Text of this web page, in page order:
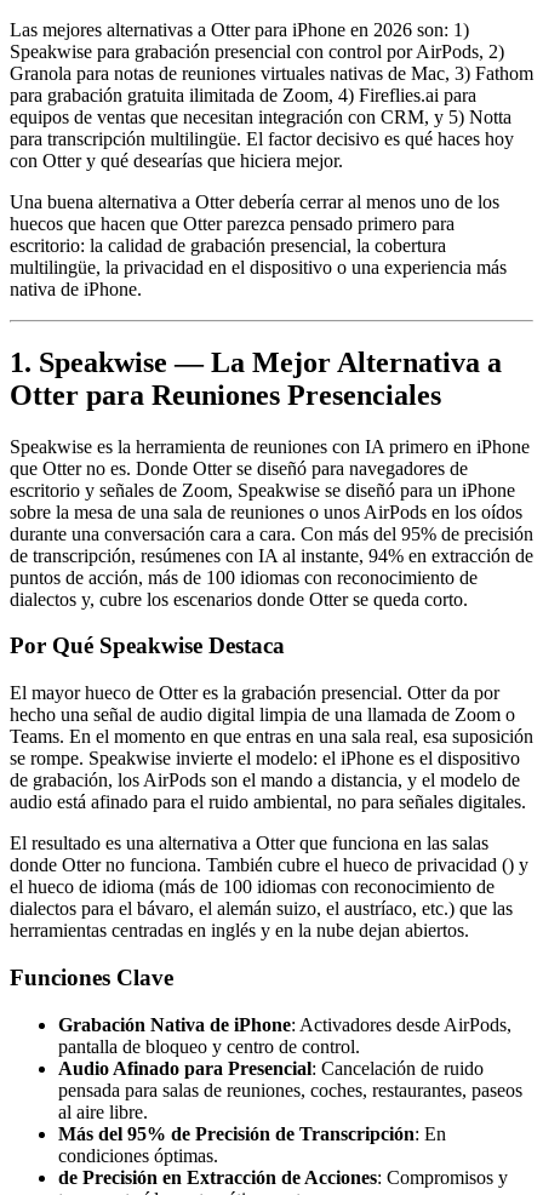
Las mejores alternativas a Otter para iPhone en 2026 son: 1)
Speakwise para grabación presencial con control por AirPods, 2)
Granola para notas de reuniones virtuales nativas de Mac, 3) Fathom
para grabación gratuita ilimitada de Zoom, 4) Fireflies.ai para
equipos de ventas que necesitan integración con CRM, y 5) Notta
para transcripción multilingüe. El factor decisivo es qué haces hoy
con Otter y qué desearías que hiciera mejor.
Una buena alternativa a Otter debería cerrar al menos uno de los
huecos que hacen que Otter parezca pensado primero para
escritorio: la calidad de grabación presencial, la cobertura
multilingüe, la privacidad en el dispositivo o una experiencia más
nativa de iPhone.
1. Speakwise — La Mejor Alternativa a
Otter para Reuniones Presenciales
Speakwise es la herramienta de reuniones con IA primero en iPhone
que Otter no es. Donde Otter se diseñó para navegadores de
escritorio y señales de Zoom, Speakwise se diseñó para un iPhone
sobre la mesa de una sala de reuniones o unos AirPods en los oídos
durante una conversación cara a cara. Con más del 95% de precisión
de transcripción, resúmenes con IA al instante, 94% en extracción de
puntos de acción, más de 100 idiomas con reconocimiento de
dialectos y, cubre los escenarios donde Otter se queda corto.
Por Qué Speakwise Destaca
El mayor hueco de Otter es la grabación presencial. Otter da por
hecho una señal de audio digital limpia de una llamada de Zoom o
Teams. En el momento en que entras en una sala real, esa suposición
se rompe. Speakwise invierte el modelo: el iPhone es el dispositivo
de grabación, los AirPods son el mando a distancia, y el modelo de
audio está afinado para el ruido ambiental, no para señales digitales.
El resultado es una alternativa a Otter que funciona en las salas
donde Otter no funciona. También cubre el hueco de privacidad () y
el hueco de idioma (más de 100 idiomas con reconocimiento de
dialectos para el bávaro, el alemán suizo, el austríaco, etc.) que las
herramientas centradas en inglés y en la nube dejan abiertos.
Funciones Clave
Grabación Nativa de iPhone: Activadores desde AirPods,
pantalla de bloqueo y centro de control.
Audio Afinado para Presencial: Cancelación de ruido
pensada para salas de reuniones, coches, restaurantes, paseos
al aire libre.
Más del 95% de Precisión de Transcripción: En
condiciones óptimas.
de Precisión en Extracción de Acciones: Compromisos y